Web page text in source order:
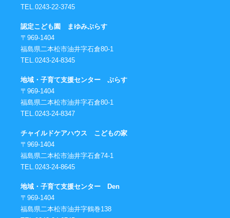
TEL.0243-22-3745
認定こども園 まゆみぷらす
〒969-1404
福島県二本松市油井字石倉80-1
TEL.0243-24-8345
地域・子育て支援センター ぷらす
〒969-1404
福島県二本松市油井字石倉80-1
TEL.0243-24-8347
チャイルドケアハウス こどもの家
〒969-1404
福島県二本松市油井字石倉74-1
TEL.0243-24-8645
地域・子育て支援センター Den
〒969-1404
福島県二本松市油井字鶴巻138